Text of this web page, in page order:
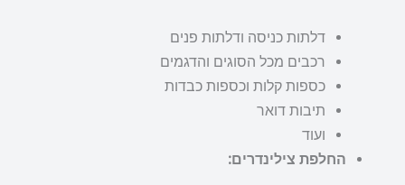
דלתות כניסה ודלתות פנים
רכבים מכל הסוגים והדגמים
כספות קלות וכספות כבדות
תיבות דואר
ועוד
החלפת צילינדרים: